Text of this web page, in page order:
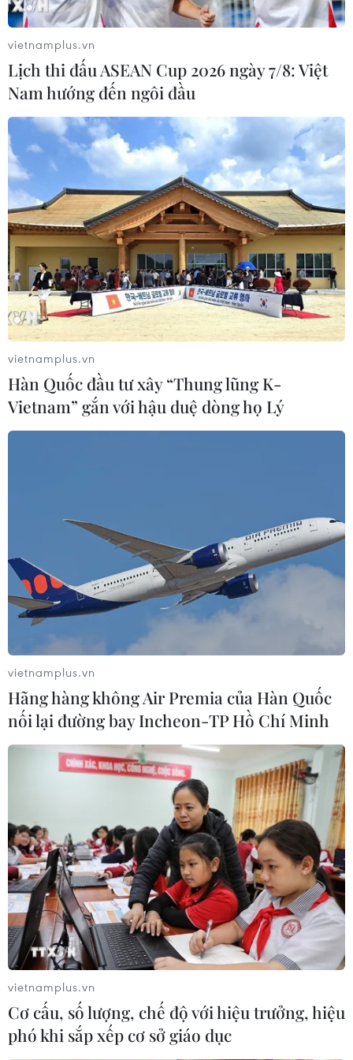
vietnamplus.vn
Lịch thi đấu ASEAN Cup 2026 ngày 7/8: Việt
Nam hướng đến ngôi đầu
vietnamplus.vn
Hàn Quốc đầu tư xây “Thung lũng K-
Vietnam” gắn với hậu duệ dòng họ Lý
vietnamplus.vn
Hãng hàng không Air Premia của Hàn Quốc
nối lại đường bay Incheon-TP Hồ Chí Minh
vietnamplus.vn
Cơ cấu, số lượng, chế độ với hiệu trưởng, hiệu
phó khi sắp xếp cơ sở giáo dục